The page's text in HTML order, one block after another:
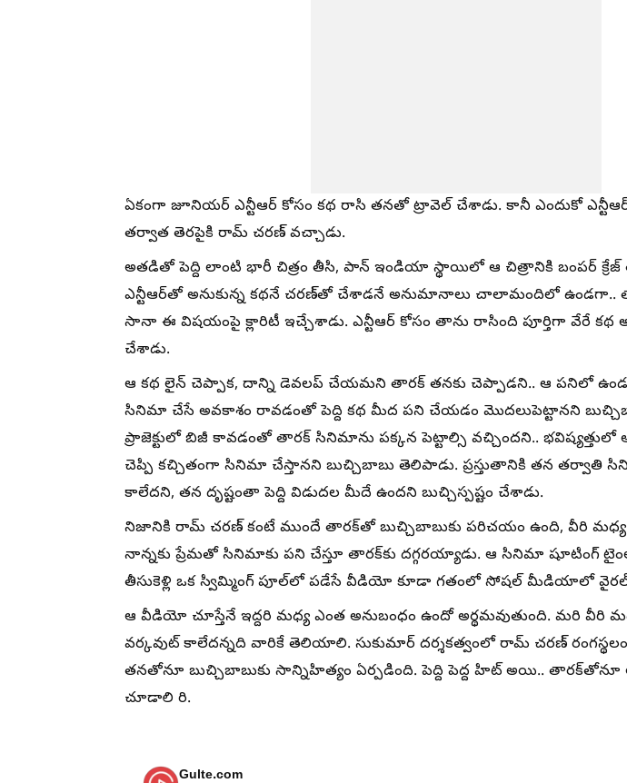
ఏకంగా జూనియర్ ఎన్టీఆర్ కోసం కథ రాసి తనతో ట్రావెల్ చేశాడు. కానీ ఎందుకో
తర్వాత తెరపైకి రామ్ చరణ్ వచ్చాడు.
అతడితో పెద్ది లాంటి భారీ చిత్రం తీసి, పాన్ ఇండియా స్థాయిలో ఆ చిత్రానికి బంపర్ క్రేజ్
ఎన్టీఆర్‌తో అనుకున్న కథనే చరణ్‌తో చేశాడనే అనుమానాలు చాలామందిలో ఉండగా..
సానా ఈ విషయంపై క్లారిటీ ఇచ్చేశాడు. ఎన్టీఆర్ కోసం తాను రాసింది పూర్తిగా వేరే కథ
చేశాడు.
ఆ కథ లైన్ చెప్పాక, దాన్ని డెవలప్ చేయమని తారక్ తనకు చెప్పాడని.. ఆ పనిలో
సినిమా చేసే అవకాశం రావడంతో పెద్ది కథ మీద పని చేయడం మొదలుపెట్టానని
ప్రాజెక్టులో బిజీ కావడంతో తారక్ సినిమాను పక్కన పెట్టాల్సి వచ్చిందని.. భవిష్యత్తులో
చెప్పి కచ్చితంగా సినిమా చేస్తానని బుచ్చిబాబు తెలిపాడు. ప్రస్తుతానికి తన తర్వాతి
కాలేదని, తన దృష్టంతా పెద్ది విడుదల మీదే ఉందని బుచ్చిస్పష్టం చేశాడు.
నిజానికి రామ్ చరణ్ కంటే ముందే తారక్‌తో బుచ్చిబాబుకు పరిచయం ఉంది, వీరి మధ్య
నాన్నకు ప్రేమతో సినిమాకు పని చేస్తూ తారక్‌కు దగ్గరయ్యాడు. ఆ సినిమా షూటింగ్
తీసుకెళ్లి ఒక స్విమ్మింగ్ పూల్‌లో పడేసే వీడియో కూడా గతంలో సోషల్ మీడియాలో
ఆ వీడియో చూస్తేనే ఇద్దరి మధ్య ఎంత అనుబంధం ఉందో అర్థమవుతుంది. మరి వీరి
వర్కవుట్ కాలేదన్నది వారికే తెలియాలి. సుకుమార్ దర్శకత్వంలో రామ్ చరణ్
తనతోనూ బుచ్చిబాబుకు సాన్నిహిత్యం ఏర్పడింది. పెద్ది పెద్ద హిట్ అయి..
చూడాలి రి.
Gulte.com